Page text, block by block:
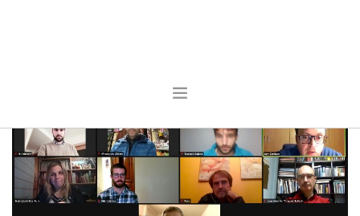
INICI
CONEIX PAÍS RURAL
ACTUALITAT